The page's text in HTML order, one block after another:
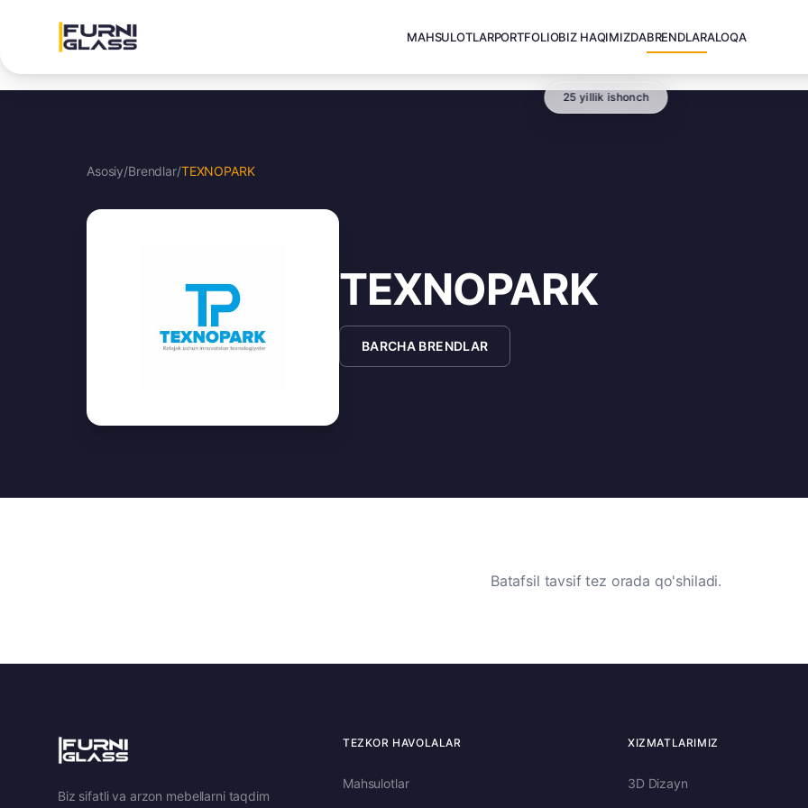
MAHSULOTLARPORTFOLIOBIZ HAQIMIZDABRENDLARALOQA
25 yillik ishonch
Asosiy/Brendlar/TEXNOPARK
TEXNOPARK
BARCHA BRENDLAR
Batafsil tavsif tez orada qo'shiladi.
Biz sifatli va arzon mebellarni taqdim
TEZKOR HAVOLALAR
Mahsulotlar
XIZMATLARIMIZ
3D Dizayn